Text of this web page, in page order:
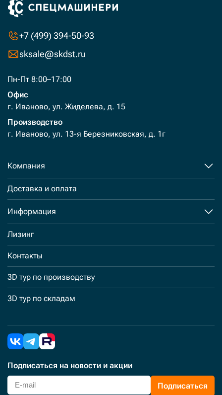
+7 (499) 394-50-93
sksale@skdst.ru
Пн-Пт 8:00–17:00
Офис
г. Иваново, ул. Жиделева, д. 15
Производство
г. Иваново, ул. 13-я Березниковская, д. 1г
Компания
Доставка и оплата
Информация
Лизинг
Контакты
3D тур по производству
3D тур по складам
Подписаться на новости и акции
Подписаться